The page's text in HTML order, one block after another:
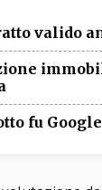
valido
fu